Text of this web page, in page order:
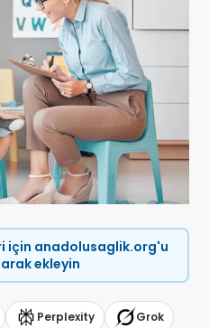
için anadolusaglik.org'u
ekleyin
Perplexity Grok